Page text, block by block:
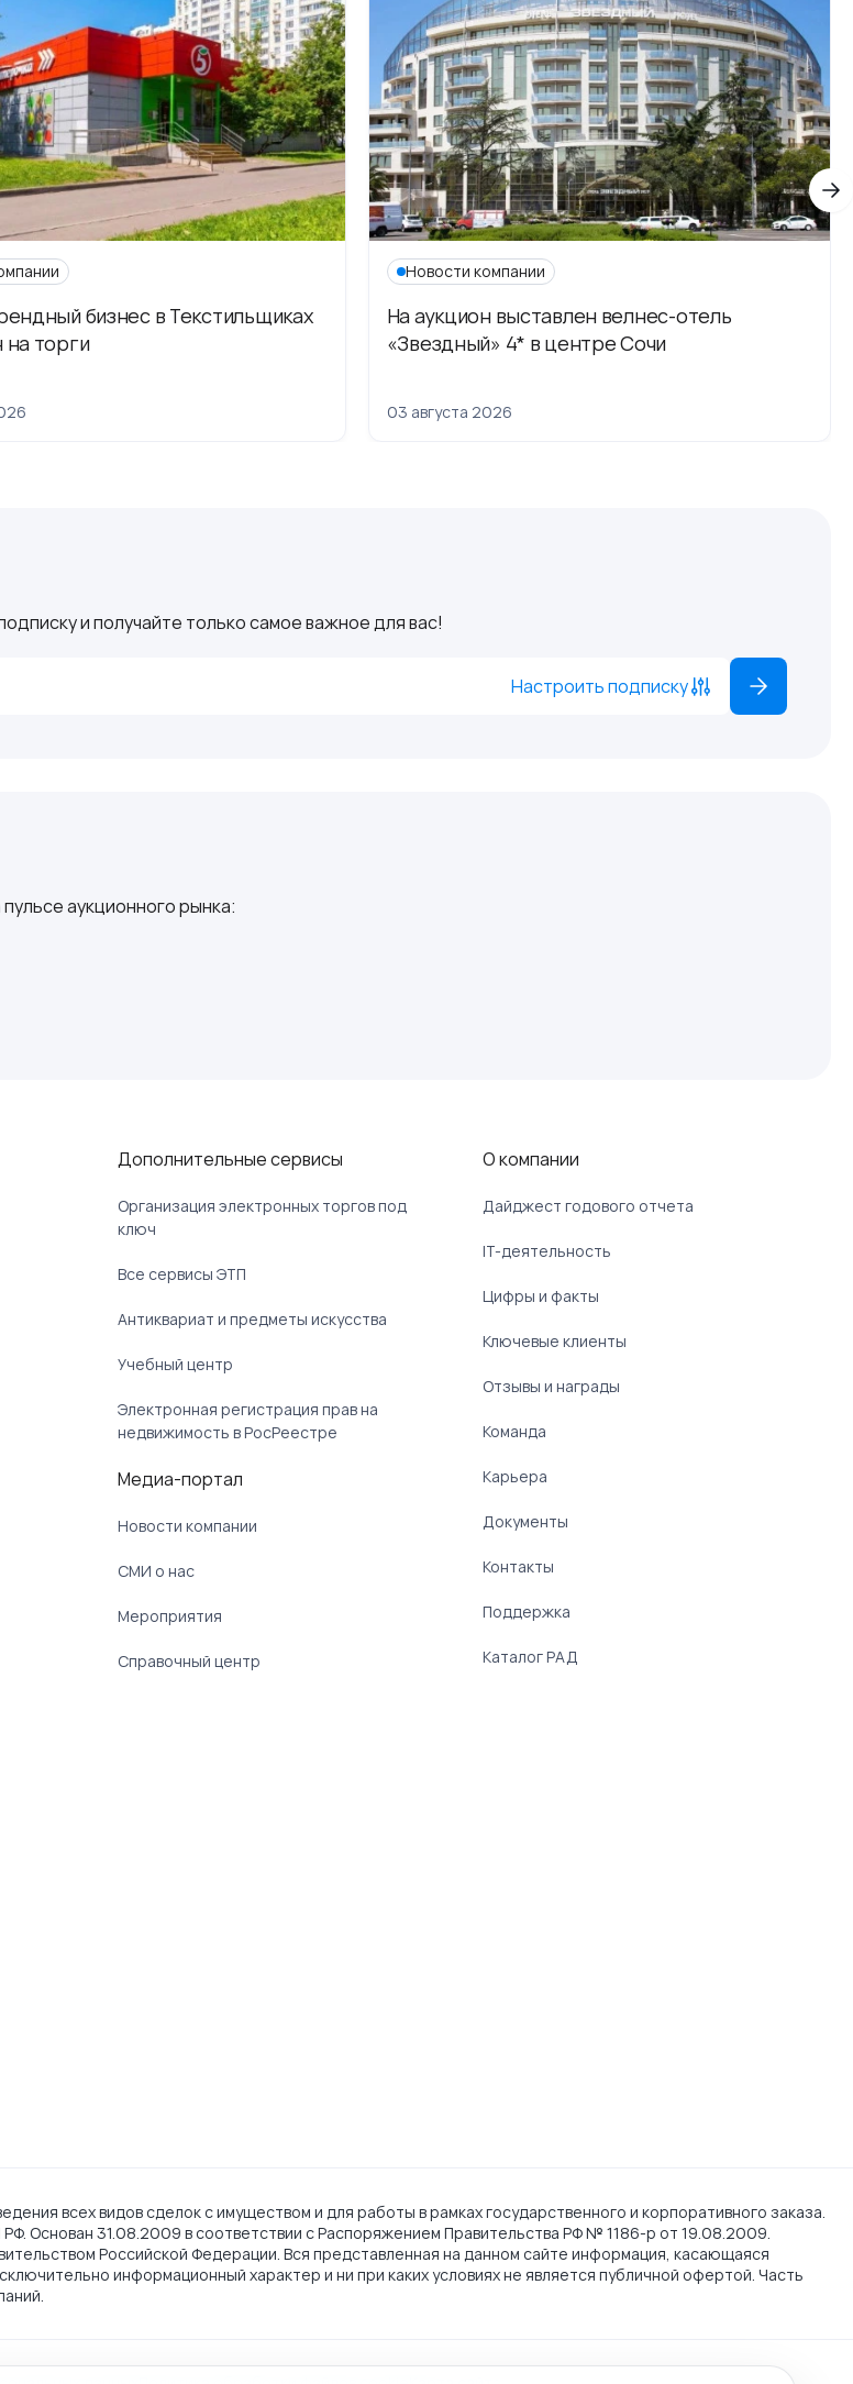
бизнес в Текстильщиках
на торги
Новости компании
На аукцион выставлен велнес-отель
«Звездный» 4* в центре Сочи
03 августа 2026
и получайте только самое важное для вас!
Настроить подписку
аукционного рынка:
Дополнительные сервисы
Организация электронных торгов под
ключ
Все сервисы ЭТП
Антиквариат и предметы искусства
Учебный центр
Электронная регистрация прав на
недвижимость в РосРеестре
Медиа-портал
Новости компании
СМИ о нас
Мероприятия
Справочный центр
О компании
Дайджест годового отчета
IT-деятельность
Цифры и факты
Ключевые клиенты
Отзывы и награды
Команда
Карьера
Документы
Контакты
Поддержка
Каталог РАД
всех видов сделок с имуществом и для работы в рамках государственного и корпоративного заказа.
Основан 31.08.2009 в соответствии с Распоряжением Правительства РФ № 1186-р от 19.08.2009.
Российской Федерации. Вся представленная на данном сайте информация, касающаяся
информационный характер и ни при каких условиях не является публичной офертой. Часть